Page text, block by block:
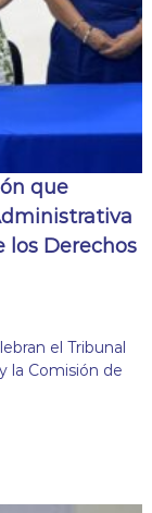
que
los Derechos
el Tribunal
la Comisión de